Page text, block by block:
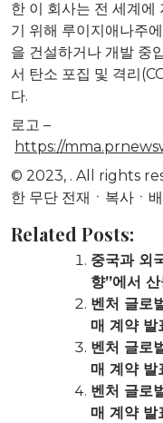
한 이 회사는 전 세계에
기 위해 루이지애나주
을 건설하거나 개발 중
서 탄소 포집 및 격리
다.
로고 –
https://
© 2023, . All rights
한 무단 전재ㆍ복사ㆍ
Related Posts:
중국과 외
향”에서
벤처 글로
매 계약 발
벤처 글로
매 계약 발
벤처 글로
매 계약 발